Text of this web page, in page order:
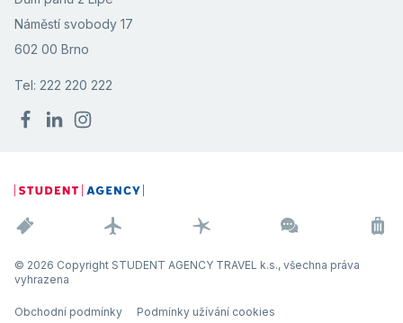
Náměstí svobody 17
602 00 Brno
Tel: 222 220 222
© 2026 Copyright STUDENT AGENCY TRAVEL k.s., všechna práva
vyhrazena
Obchodní podmínky Podmínky užívání cookies